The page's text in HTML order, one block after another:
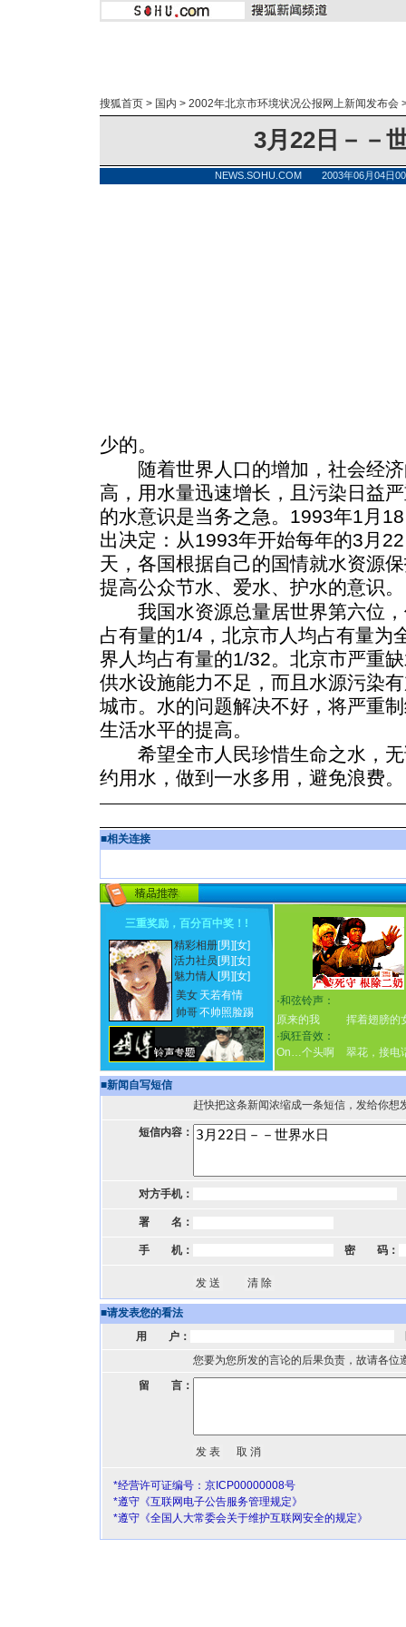
搜狐首页 > 国内 > 2002年北京市环境状况公报网上新闻发布会
3月22日－－
NEWS.SOHU.COM 2003年06月04日
少的。
随着世界人口的增加，社会经济
高，用水量迅速增长，且污染日益
的水意识是当务之急。1993年1月
出决定：从1993年开始每年的3月
天，各国根据自己的国情就水资源
提高公众节水、爱水、护水的意识。
我国水资源总量居世界第六位，
占有量的1/4，北京市人均占有量为
界人均占有量的1/32。北京市严重
供水设施能力不足，而且水源污染
城市。水的问题解决不好，将严重
生活水平的提高。
希望全市人民珍惜生命之水，无
约用水，做到一水多用，避免浪费。
■相关连接
三重奖励，百分百中奖！ !
精彩相册[男] [女]
活力社员 [男] [女]
魅力情人 [男] [女]
美女 天若有情
帅哥不帅照脸踢
·和弦铃声：
原来的我
挥着翅膀的
·疯狂音效：
On…个头啊
翠花，接
■新闻自写短信
赶快把这条新闻浓缩成一条短信，发给你想
短信内容：
对方手机：
署 名：
手 机： 密 码：
■请发表您的看法
用 户：
您要为您所发的言论的后果负责，故请各位
留 言：
*经营许可证编号：京ICP00000008号
*遵守《互联网电子公告服务管理规定》
*遵守《全国人大常委会关于维护互联网安全的规定》